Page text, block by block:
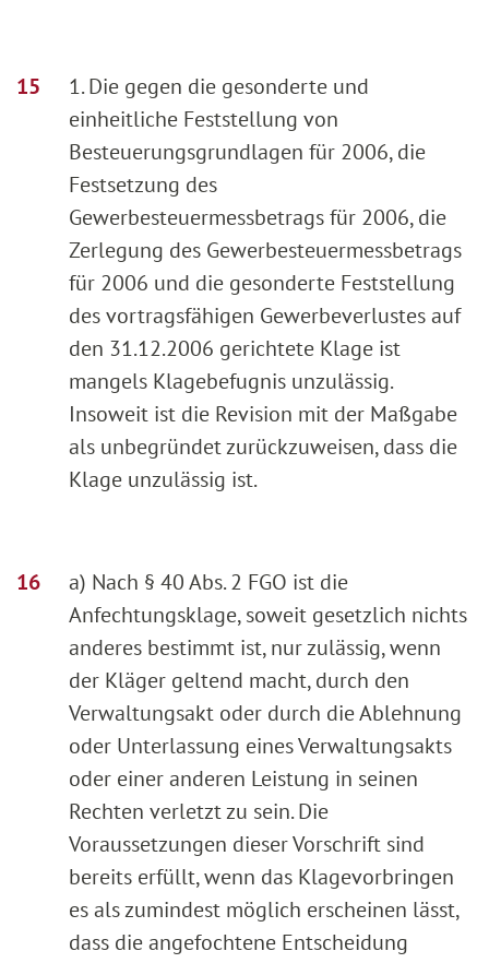
1. Die gegen die gesonderte und
einheitliche Feststellung von
Besteuerungsgrundlagen für 2006, die
Festsetzung des
Gewerbesteuermessbetrags für 2006, die
Zerlegung des Gewerbesteuermessbetrags
für 2006 und die gesonderte Feststellung
des vortragsfähigen Gewerbeverlustes auf
den 31.12.2006 gerichtete Klage ist
mangels Klagebefugnis unzulässig.
Insoweit ist die Revision mit der Maßgabe
als unbegründet zurückzuweisen, dass die
Klage unzulässig ist.
a) Nach § 40 Abs. 2 FGO ist die
Anfechtungsklage, soweit gesetzlich nichts
anderes bestimmt ist, nur zulässig, wenn
der Kläger geltend macht, durch den
Verwaltungsakt oder durch die Ablehnung
oder Unterlassung eines Verwaltungsakts
oder einer anderen Leistung in seinen
Rechten verletzt zu sein. Die
Voraussetzungen dieser Vorschrift sind
bereits erfüllt, wenn das Klagevorbringen
es als zumindest möglich erscheinen lässt,
dass die angefochtene Entscheidung